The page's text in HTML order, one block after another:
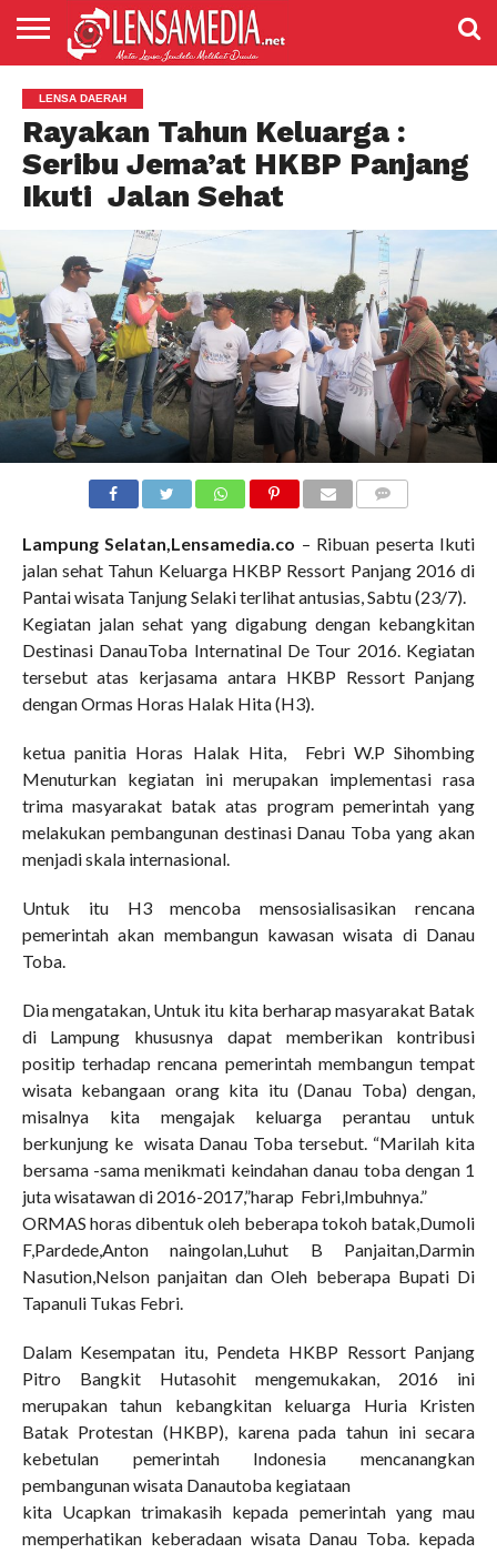
PENDIDIKAN
ENTERTAIMENT
POLITIK
PRISTIWA
SPORT
DAERAH
NASIONAL
ADVETORIAL
LENSA DAERAH
Rayakan Tahun Keluarga :
Seribu Jema’at HKBP Panjang
Ikuti Jalan Sehat
Lampung Selatan,Lensamedia.co – Ribuan peserta Ikuti
jalan sehat Tahun Keluarga HKBP Ressort Panjang 2016 di
Pantai wisata Tanjung Selaki terlihat antusias, Sabtu (23/7).
Kegiatan jalan sehat yang digabung dengan kebangkitan
Destinasi DanauToba Internatinal De Tour 2016. Kegiatan
tersebut atas kerjasama antara HKBP Ressort Panjang
dengan Ormas Horas Halak Hita (H3).
ketua panitia Horas Halak Hita, Febri W.P Sihombing
Menuturkan kegiatan ini merupakan implementasi rasa
trima masyarakat batak atas program pemerintah yang
melakukan pembangunan destinasi Danau Toba yang akan
menjadi skala internasional.
Untuk itu H3 mencoba mensosialisasikan rencana
pemerintah akan membangun kawasan wisata di Danau
Toba.
Dia mengatakan, Untuk itu kita berharap masyarakat Batak
di Lampung khususnya dapat memberikan kontribusi
positip terhadap rencana pemerintah membangun tempat
wisata kebangaan orang kita itu (Danau Toba) dengan,
misalnya kita mengajak keluarga perantau untuk
berkunjung ke wisata Danau Toba tersebut. “Marilah kita
bersama -sama menikmati keindahan danau toba dengan 1
juta wisatawan di 2016-2017,”harap Febri,Imbuhnya.”
ORMAS horas dibentuk oleh beberapa tokoh batak,Dumoli
F,Pardede,Anton naingolan,Luhut B Panjaitan,Darmin
Nasution,Nelson panjaitan dan Oleh beberapa Bupati Di
Tapanuli Tukas Febri.
Dalam Kesempatan itu, Pendeta HKBP Ressort Panjang
Pitro Bangkit Hutasohit mengemukakan, 2016 ini
merupakan tahun kebangkitan keluarga Huria Kristen
Batak Protestan (HKBP), karena pada tahun ini secara
kebetulan pemerintah Indonesia mencanangkan
pembangunan wisata Danautoba kegiataan
kita Ucapkan trimakasih kepada pemerintah yang mau
memperhatikan keberadaan wisata Danau Toba. kepada